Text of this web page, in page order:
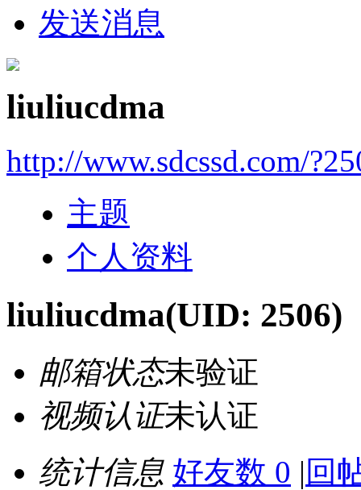
发送消息
liuliucdma
http://www.sdcssd.com/
主题
个人资料
liuliucdma(UID: 2506)
邮箱状态未验证
视频认证未认证
统计信息 好友数 0 | 回